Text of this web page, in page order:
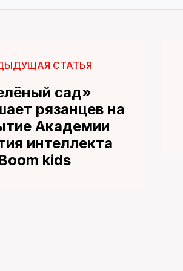
СТАТЬЯ
сад»
рязанцев на
Академии
интеллекта
kids